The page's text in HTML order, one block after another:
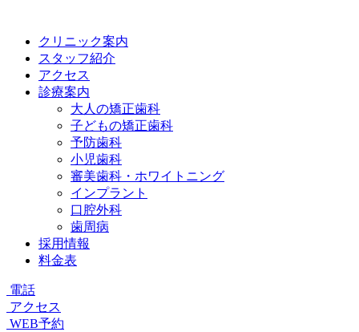
クリニック案内
スタッフ紹介
アクセス
診療案内
大人の矯正歯科
子どもの矯正歯科
予防歯科
小児歯科
審美歯科・ホワイトニング
インプラント
口腔外科
歯周病
採用情報
料金表
電話
アクセス
WEB予約